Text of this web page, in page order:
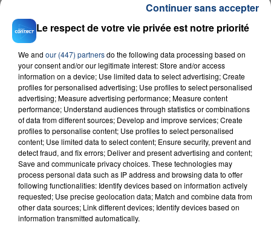
INCENDIE MORTEL À LENS : UNE FEMME ET
SON BÉBÉ ENTRE LA VIE ET LA...
Un homme s'est immolé par le feu après avoir
aspergé sa compagne et leur bébé de trois mois
d'un liquide inflammable.
20 juillet 2026
UNE ADOLESCENTE DEVANT SE FAIRE
OPÉRER DE LA CHEVILLE RESSORT DE LA...
La famille a porté plainte contre la clinique qui a
reconnu sa responsabilité et présenté ses
Le respect de votre vie privée est notre priorité
We and our (447) partnersdo the following data processing based on
your consent and/or our legitimate interest: Store and/or access
information on a device; Use limited data to select advertising; Create
profiles for personalised advertising; Use profiles to select personalised
advertising; Measure advertising performance; Measure content
performance; Understand audiences through statistics or combinations
of data from different sources; Develop and improve services; Create
profiles to personalise content; Use profiles to select personalised
content; Use limited data to select content; Ensure security, prevent and
detect fraud, and fix errors; Deliver and present advertising and content;
Save and communicate privacy choices. These technologies may
process personal data such as IP address and browsing data to offer
following functionalities: Identify devices based on information actively
requested; Use precise geolocation data; Match and combine data from
other data sources; Link different devices; Identify devices based on
information transmitted automatically.
Continuer sans accepter